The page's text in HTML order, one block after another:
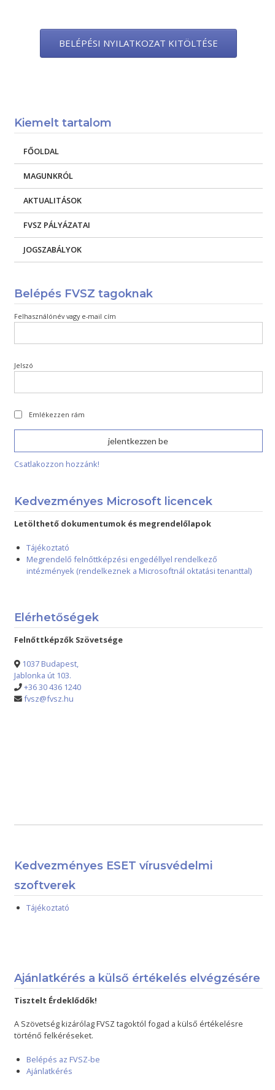
BELÉPÉSI NYILATKOZAT KITÖLTÉSE
Kiemelt tartalom
FŐOLDAL
MAGUNKRÓL
AKTUALITÁSOK
FVSZ PÁLYÁZATAI
JOGSZABÁLYOK
Belépés FVSZ tagoknak
Felhasználónév vagy e-mail cím
Jelszó
Emlékezzen rám
Csatlakozzon hozzánk!
Kedvezményes Microsoft licencek
Letölthető dokumentumok és megrendelőlapok
Tájékoztató
Megrendelő felnőttképzési engedéllyel rendelkező
intézmények (rendelkeznek a Microsoftnál oktatási tenanttal)
Elérhetőségek
Felnőttképzők Szövetsége
1037 Budapest,
Jablonka út 103.
+36 30 436 1240
fvsz@fvsz.hu
Kedvezményes ESET vírusvédelmi
szoftverek
Tájékoztató
Ajánlatkérés a külső értékelés elvégzésére
Tisztelt Érdeklődők!
A Szövetség kizárólag FVSZ tagoktól fogad a külső értékelésre
történő felkéréseket.
Belépés az FVSZ-be
Ajánlatkérés